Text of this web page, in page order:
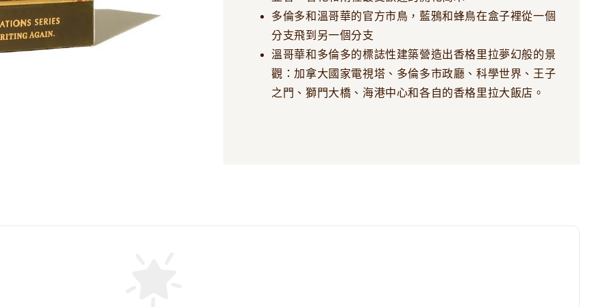
多倫多和溫哥華的官方市鳥，藍鴉和蜂鳥在盒子裡從一個
分支飛到另一個分支
溫哥華和多倫多的標誌性建築營造出香格里拉夢幻般的景
觀：加拿大國家電視塔、多倫多市政廳、科學世界、王子
之門、獅門大橋、海港中心和各自的香格里拉大飯店。